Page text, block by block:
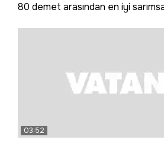
80 demet arasından en iyi
03:52